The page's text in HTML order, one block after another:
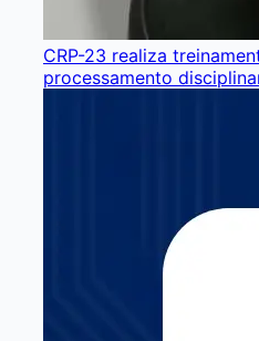
CRP-23 realiza
processamento